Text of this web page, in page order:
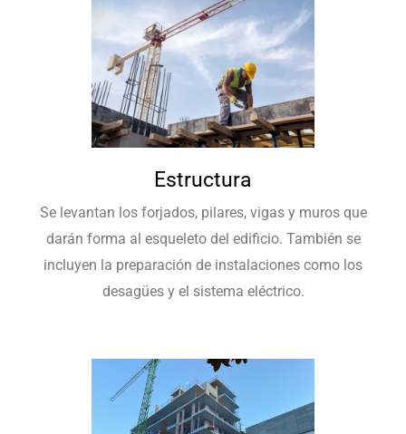
Estructura
Se levantan los forjados, pilares, vigas y muros que
darán forma al esqueleto del edificio. También se
incluyen la preparación de instalaciones como los
desagües y el sistema eléctrico.